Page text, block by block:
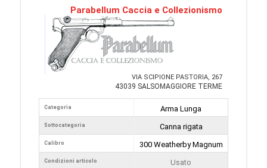
Parabellum Caccia e Collezionismo
VIA SCIPIONE PASTORIA, 267
43039 SALSOMAGGIORE TERME
Categoria
Sottocategoria
Calibro
Condizioni articolo
Arma Lunga
Canna rigata
300 Weatherby Magnum
Usato